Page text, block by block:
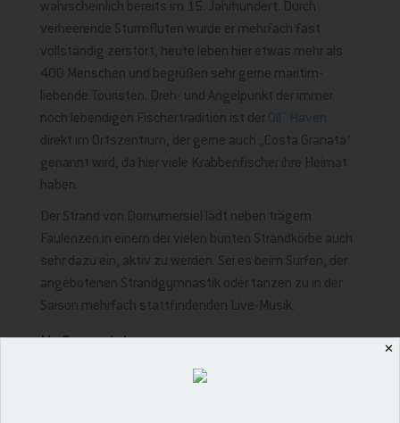
wahrscheinlich bereits im 15. Jahrhundert. Durch
verheerende Sturmfluten wurde er mehrfach fast
vollständig zerstört, heute leben hier etwas mehr als
400 Menschen und begrüßen sehr gerne maritim-
liebende Touristen. Dreh- und Angelpunkt der immer
noch lebendigen Fischertradition ist der Oll`Haven
direkt im Ortszentrum, der gerne auch „Costa Granata“
genannt wird, da hier viele Krabbenfischer ihre Heimat
haben.
Der Strand von Dornumersiel lädt neben trägem
Faulenzen in einem der vielen bunten Strandkörbe auch
sehr dazu ein, aktiv zu werden. Sei es beim Surfen, der
angebotenen Strandgymnastik oder tanzen zu in der
Saison mehrfach stattfindenden Live-Musik.
Deutlich ruhiger geht es am Strand von Neßmersiel zu –
✕